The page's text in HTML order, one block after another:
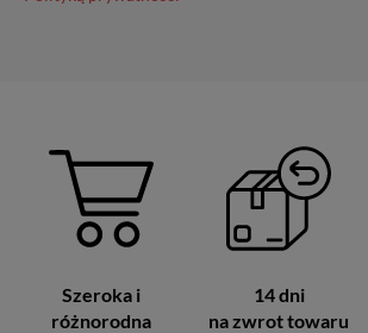
Szeroka i
różnorodna
14 dni
na zwrot towaru